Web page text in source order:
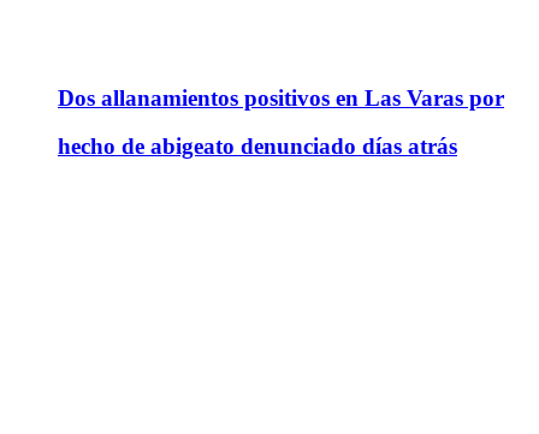
Dos allanamientos positivos en Las Varas por
hecho de abigeato denunciado días atrás